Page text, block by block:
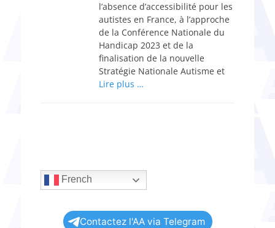
l’absence d’accessibilité pour les
autistes en France, à l’approche
de la Conférence Nationale du
Handicap 2023 et de la
finalisation de la nouvelle
Stratégie Nationale Autisme et
Lire plus …
French
Contactez l'AA via Telegram